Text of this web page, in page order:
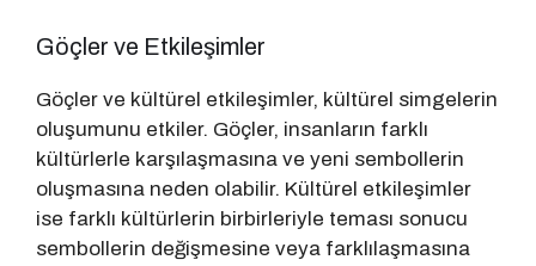
Göçler ve Etkileşimler
Göçler ve kültürel etkileşimler, kültürel simgelerin
oluşumunu etkiler. Göçler, insanların farklı
kültürlerle karşılaşmasına ve yeni sembollerin
oluşmasına neden olabilir. Kültürel etkileşimler
ise farklı kültürlerin birbirleriyle teması sonucu
sembollerin değişmesine veya farklılaşmasına